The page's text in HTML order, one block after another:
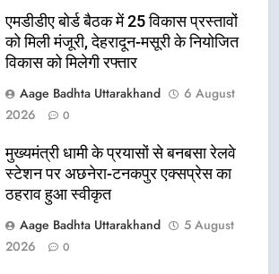
एमडीडीए बोर्ड बैठक में 25 विकास प्रस्तावों
को मिली मंजूरी, देहरादून-मसूरी के नियोजित
विकास को मिलेगी रफ्तार
Aage Badhta Uttarakhand
6 August
2026
0
मुख्यमंत्री धामी के प्रयासों से बनबसा रेलवे
स्टेशन पर अछनेरा-टनकपुर एक्सप्रेस का
ठहराव हुआ स्वीकृत
Aage Badhta Uttarakhand
5 August
2026
0